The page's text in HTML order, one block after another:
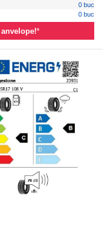
0 buc
0 buc
*